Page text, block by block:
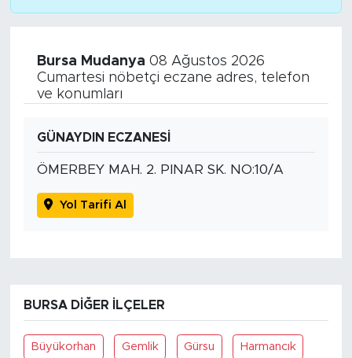
Bursa Mudanya 08 Ağustos 2026
Cumartesi nöbetçi eczane adres, telefon
ve konumları
GÜNAYDIN ECZANESİ
ÖMERBEY MAH. 2. PINAR SK. NO:10/A
Yol Tarifi Al
BURSA DIĞER İLÇELER
Büyükorhan Gemlik Gürsu Harmancık